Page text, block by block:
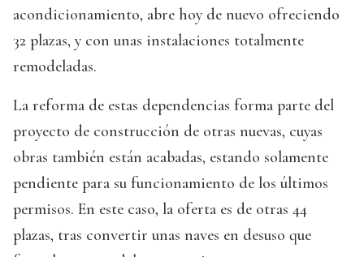
acondicionamiento, abre hoy de nuevo ofreciendo
32 plazas, y con unas instalaciones totalmente
remodeladas.
La reforma de estas dependencias forma parte del
proyecto de construcción de otras nuevas, cuyas
obras también están acabadas, estando solamente
pendiente para su funcionamiento de los últimos
permisos. En este caso, la oferta es de otras 44
plazas, tras convertir unas naves en desuso que